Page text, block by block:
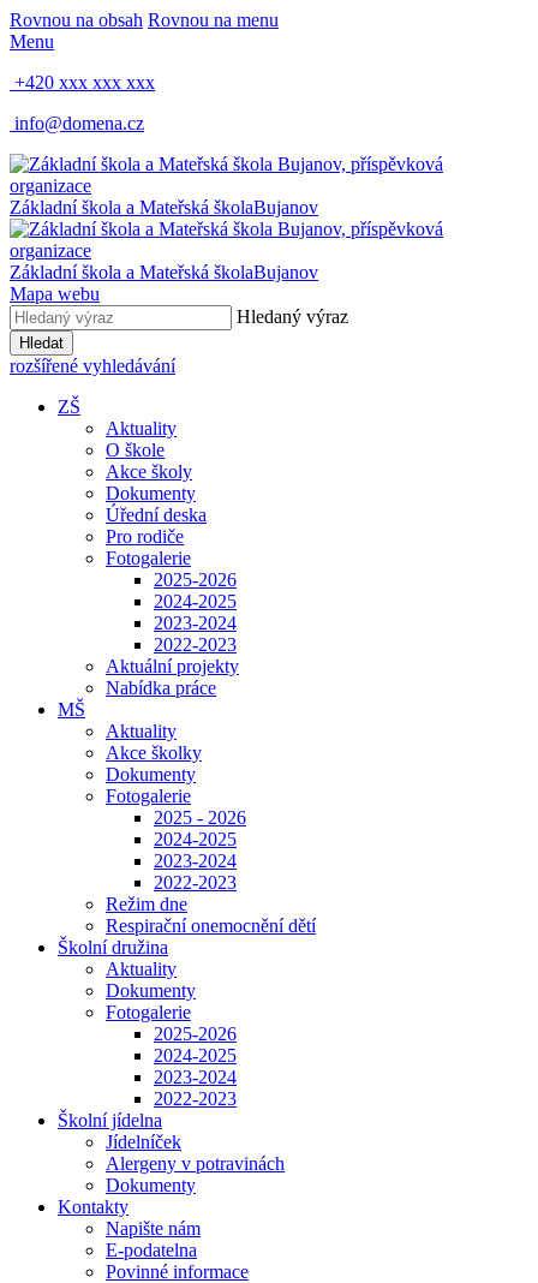
Rovnou na obsah Rovnou na menu
Menu
+420 xxx xxx xxx
info@domena.cz
Základní škola a Mateřská školaBujanov
Základní škola a Mateřská školaBujanov
Mapa webu
Hledaný výraz
Hledat
rozšířené vyhledávání
ZŠ
Aktuality
O škole
Akce školy
Dokumenty
Úřední deska
Pro rodiče
Fotogalerie
2025-2026
2024-2025
2023-2024
2022-2023
Aktuální projekty
Nabídka práce
MŠ
Aktuality
Akce školky
Dokumenty
Fotogalerie
2025 - 2026
2024-2025
2023-2024
2022-2023
Režim dne
Respirační onemocnění dětí
Školní družina
Aktuality
Dokumenty
Fotogalerie
2025-2026
2024-2025
2023-2024
2022-2023
Školní jídelna
Jídelníček
Alergeny v potravinách
Dokumenty
Kontakty
Napište nám
E-podatelna
Povinné informace